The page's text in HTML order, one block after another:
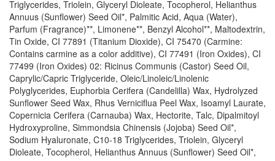
Triglycerides, Triolein, Glyceryl Dioleate, Tocopherol, Helianthus
Annuus (Sunflower) Seed Oil*, Palmitic Acid, Aqua (Water),
Parfum (Fragrance)**, Limonene**, Benzyl Alcohol**, Maltodextrin,
Tin Oxide, CI 77891 (Titanium Dioxide), CI 75470 (Carmine:
Contains carmine as a color additive), CI 77491 (Iron Oxides), CI
77499 (Iron Oxides) 02: Ricinus Communis (Castor) Seed Oil,
Caprylic/Capric Triglyceride, Oleic/Linoleic/Linolenic
Polyglycerides, Euphorbia Cerifera (Candelilla) Wax, Hydrolyzed
Sunflower Seed Wax, Rhus Verniciflua Peel Wax, Isoamyl Laurate,
Copernicia Cerifera (Carnauba) Wax, Hectorite, Talc, Dipalmitoyl
Hydroxyproline, Simmondsia Chinensis (Jojoba) Seed Oil*,
Sodium Hyaluronate, C10-18 Triglycerides, Triolein, Glyceryl
Dioleate, Tocopherol, Helianthus Annuus (Sunflower) Seed Oil*,